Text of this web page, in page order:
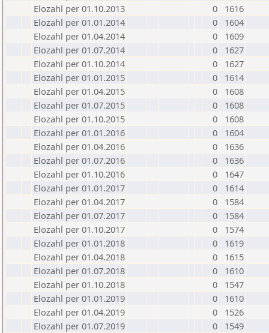
Elozahl per 01.10.2013
0
1616
Elozahl per 01.01.2014
0
1604
Elozahl per 01.04.2014
0
1609
Elozahl per 01.07.2014
0
1627
Elozahl per 01.10.2014
0
1627
Elozahl per 01.01.2015
0
1614
Elozahl per 01.04.2015
0
1608
Elozahl per 01.07.2015
0
1608
Elozahl per 01.10.2015
0
1608
Elozahl per 01.01.2016
0
1604
Elozahl per 01.04.2016
0
1636
Elozahl per 01.07.2016
0
1636
Elozahl per 01.10.2016
0
1647
Elozahl per 01.01.2017
0
1614
Elozahl per 01.04.2017
0
1584
Elozahl per 01.07.2017
0
1584
Elozahl per 01.10.2017
0
1574
Elozahl per 01.01.2018
0
1619
Elozahl per 01.04.2018
0
1615
Elozahl per 01.07.2018
0
1610
Elozahl per 01.10.2018
0
1547
Elozahl per 01.01.2019
0
1610
Elozahl per 01.04.2019
0
1526
Elozahl per 01.07.2019
0
1549